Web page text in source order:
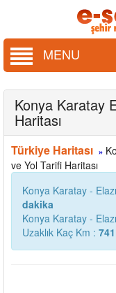
MENU
Konya Karatay
Haritası
Türkiye Haritası »
ve Yol Tarifi Haritası
Konya Karatay -
dakika
Konya Karatay -
Uzaklık Kaç Km :